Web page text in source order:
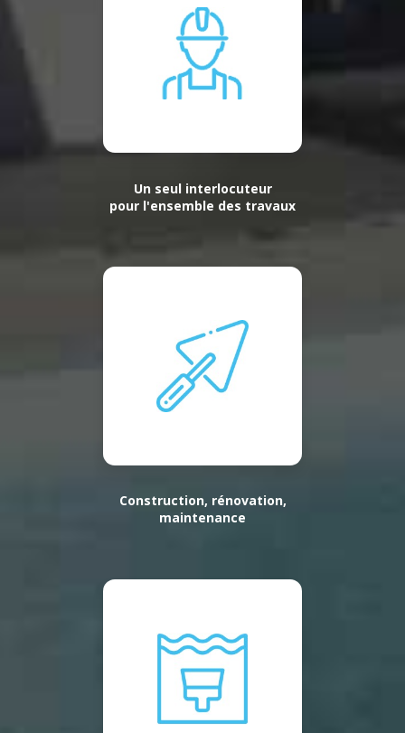
Un seul interlocuteur
pour l'ensemble des travaux
Construction, rénovation,
maintenance